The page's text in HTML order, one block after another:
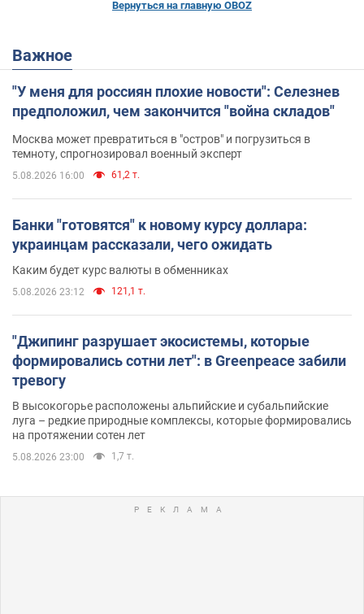
Вернуться на главную OBOZ
Важное
"У меня для россиян плохие новости": Селезнев
предположил, чем закончится "война складов"
Москва может превратиться в "остров" и погрузиться в
темноту, спрогнозировал военный эксперт
5.08.2026 16:00 61,2 т.
Банки "готовятся" к новому курсу доллара:
украинцам рассказали, чего ожидать
Каким будет курс валюты в обменниках
5.08.2026 23:12 121,1 т.
"Джипинг разрушает экосистемы, которые
формировались сотни лет": в Greenpeace забили
тревогу
В высокогорье расположены альпийские и субальпийские
луга – редкие природные комплексы, которые формировались
на протяжении сотен лет
5.08.2026 23:00 1,7 т.